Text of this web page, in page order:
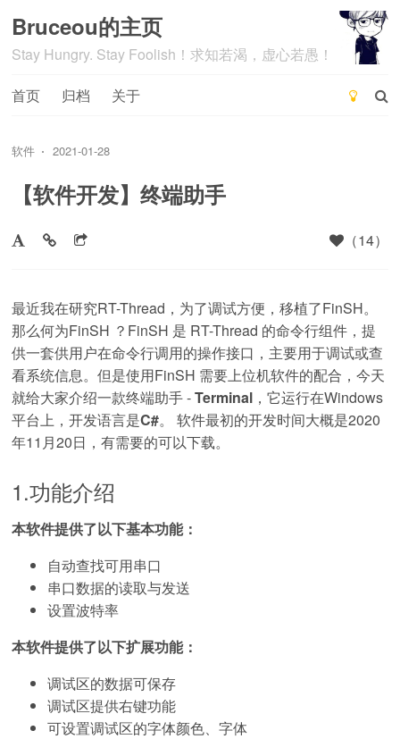
Bruceou的主页
Stay Hungry. Stay Foolish！求知若渴，虚心若愚！
首页
归档 关于
软件 2021-01-28
【软件开发】终端助手
（14）
最近我在研究RT-Thread，为了调试方便，移植了FinSH。
那么何为FinSH ？FinSH 是 RT-Thread 的命令行组件，提
供一套供用户在命令行调用的操作接口，主要用于调试或查
看系统信息。但是使用FinSH 需要上位机软件的配合，今天
就给大家介绍一款终端助手 -Terminal ，它运行在Windows
平台上，开发语言是C#。 软件最初的开发时间大概是2020
年11月20日，有需要的可以下载。
1.功能介绍
本软件提供了以下基本功能：
自动查找可用串口
串口数据的读取与发送
设置波特率
本软件提供了以下扩展功能：
调试区的数据可保存
调试区提供右键功能
可设置调试区的字体颜色、字体